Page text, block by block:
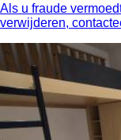
Als u fraude
verwijderen,